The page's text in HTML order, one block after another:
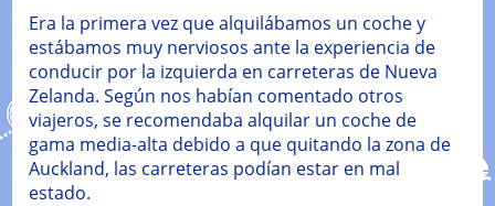
Era la primera vez que alquilábamos un coche y
estábamos muy nerviosos ante la experiencia de
conducir por la izquierda en carreteras de Nueva
Zelanda. Según nos habían comentado otros
viajeros, se recomendaba alquilar un coche de
gama media-alta debido a que quitando la zona de
Auckland, las carreteras podían estar en mal
estado.